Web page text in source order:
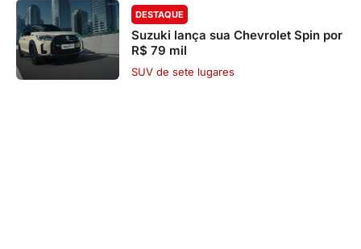
DESTAQUE
Suzuki lança sua Chevrolet Spin por
R$ 79 mil
SUV de sete lugares